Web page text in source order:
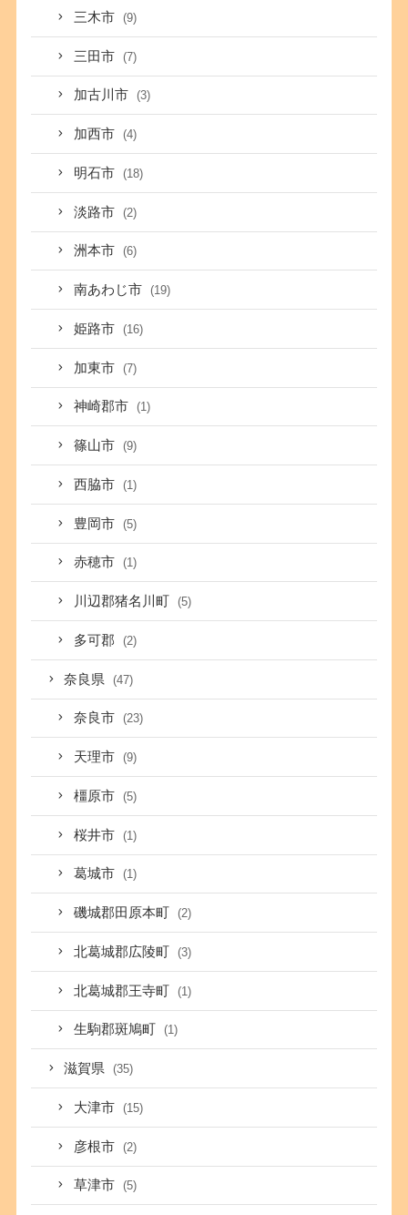
三木市 (9)
三田市 (7)
加古川市 (3)
加西市 (4)
明石市 (18)
淡路市 (2)
洲本市 (6)
南あわじ市 (19)
姫路市 (16)
加東市 (7)
神崎郡市 (1)
篠山市 (9)
西脇市 (1)
豊岡市 (5)
赤穂市 (1)
川辺郡猪名川町 (5)
多可郡 (2)
奈良県 (47)
奈良市 (23)
天理市 (9)
橿原市 (5)
桜井市 (1)
葛城市 (1)
磯城郡田原本町 (2)
北葛城郡広陵町 (3)
北葛城郡王寺町 (1)
生駒郡斑鳩町 (1)
滋賀県 (35)
大津市 (15)
彦根市 (2)
草津市 (5)